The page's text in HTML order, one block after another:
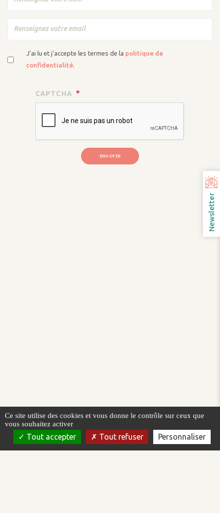
J'ai lu et j'accepte les termes de la politique de
confidentialité.
CAPTCHA
Newsletter
Ce site utilise des cookies et vous donne le contrôle sur ceux que
vous souhaitez activer
Tout accepter Tout refuser Personnaliser